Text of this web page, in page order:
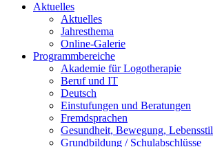
Aktuelles
Aktuelles
Jahresthema
Online-Galerie
Programmbereiche
Akademie für Logotherapie
Beruf und IT
Deutsch
Einstufungen und Beratungen
Fremdsprachen
Gesundheit, Bewegung, Lebensstil
Grundbildung / Schulabschlüsse